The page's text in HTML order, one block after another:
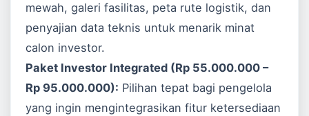
mewah, galeri fasilitas, peta rute logistik, dan
penyajian data teknis untuk menarik minat
calon investor.
Paket Investor Integrated (Rp 55.000.000 –
Rp 95.000.000): Pilihan tepat bagi pengelola
yang ingin mengintegrasikan fitur ketersediaan